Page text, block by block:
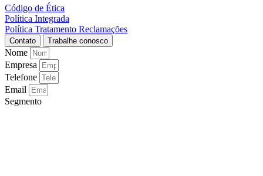
Código de Ética
Política Integrada
Política Tratamento Reclamações
Contato Trabalhe conosco
Nome
Empresa
Telefone
Email
Segmento